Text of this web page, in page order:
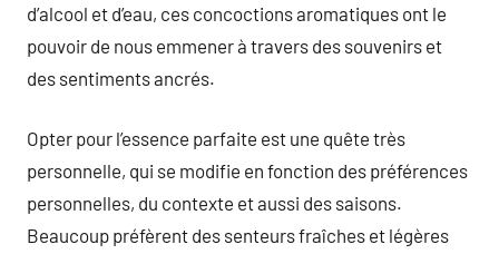
d’alcool et d’eau, ces concoctions aromatiques ont le
pouvoir de nous emmener à travers des souvenirs et
des sentiments ancrés.
Opter pour l’essence parfaite est une quête très
personnelle, qui se modifie en fonction des préférences
personnelles, du contexte et aussi des saisons.
Beaucoup préfèrent des senteurs fraîches et légères